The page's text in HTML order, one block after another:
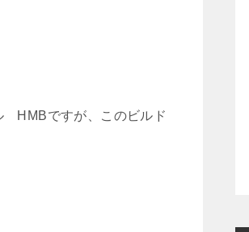
HMBですが、このビルド